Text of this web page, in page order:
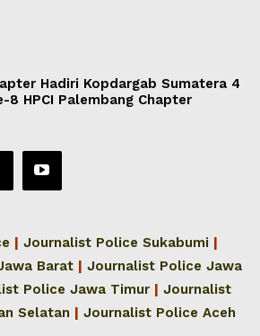
Hadiri Kopdargab Sumatera 4
8 HPCI Palembang Chapter
| Journalist Police Sukabumi |
Barat | Journalist Police Jawa
Police Jawa Timur | Journalist
Selatan | Journalist Police Aceh